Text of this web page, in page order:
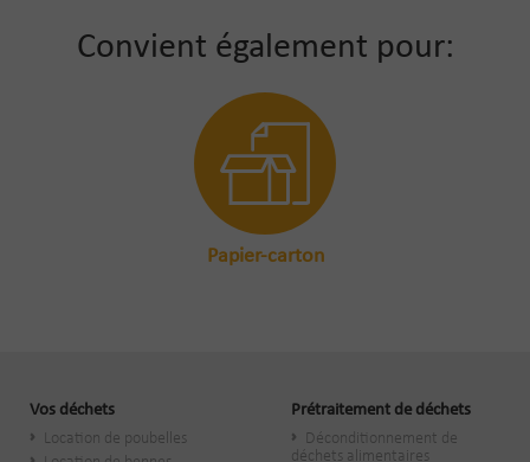
Convient également pour:
Papier-carton
Vos déchets
Location de poubelles
Prétraitement de déchets
Déconditionnement de
déchets alimentaires